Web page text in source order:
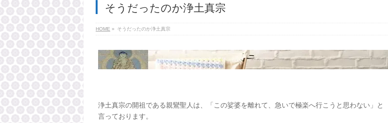
そうだったのか浄土真宗
HOME » そうだったのか浄土真宗
浄土真宗の開祖である親鸞聖人は、「この娑婆を離れて、急いで極楽へ行こうと思わない」と
言っております。